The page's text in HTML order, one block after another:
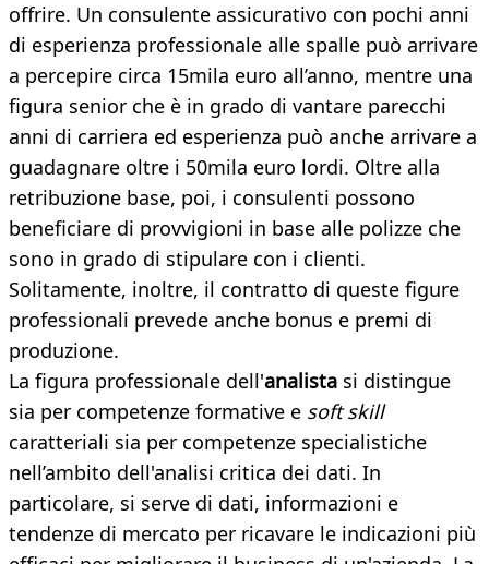
offrire. Un consulente assicurativo con pochi anni
di esperienza professionale alle spalle può arrivare
a percepire circa 15mila euro all’anno, mentre una
figura senior che è in grado di vantare parecchi
anni di carriera ed esperienza può anche arrivare a
guadagnare oltre i 50mila euro lordi. Oltre alla
retribuzione base, poi, i consulenti possono
beneficiare di provvigioni in base alle polizze che
sono in grado di stipulare con i clienti.
Solitamente, inoltre, il contratto di queste figure
professionali prevede anche bonus e premi di
produzione.
La figura professionale dell'analista si distingue
sia per competenze formative e soft skill
caratteriali sia per competenze specialistiche
nell’ambito dell'analisi critica dei dati. In
particolare, si serve di dati, informazioni e
tendenze di mercato per ricavare le indicazioni più